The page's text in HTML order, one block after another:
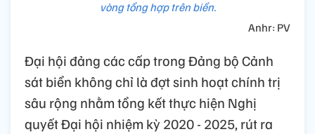
vòng tổng hợp trên biển.
Anhr: PV
Đại hội đảng các cấp trong Đảng bộ Cảnh
sát biển không chỉ là đợt sinh hoạt chính trị
sâu rộng nhằm tổng kết thực hiện Nghị
quyết Đại hội nhiệm kỳ 2020 - 2025, rút ra